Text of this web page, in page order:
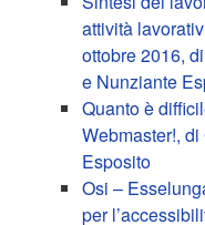
attività
ottobre 2016,
e Nunziante
Quanto è
Webmaster!,
Esposito
Osi –
per